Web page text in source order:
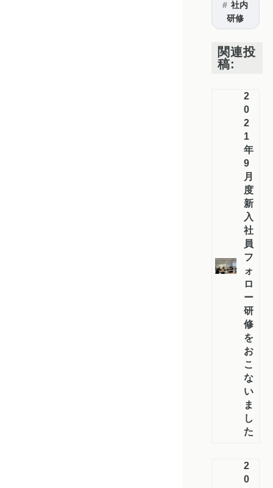
社内
研修
関連投
稿:
2
0
2
1
年
9
月
度
新
入
社
員
フ
ォ
ロ
ー
研
修
を
お
こ
な
い
ま
し
た
2
0